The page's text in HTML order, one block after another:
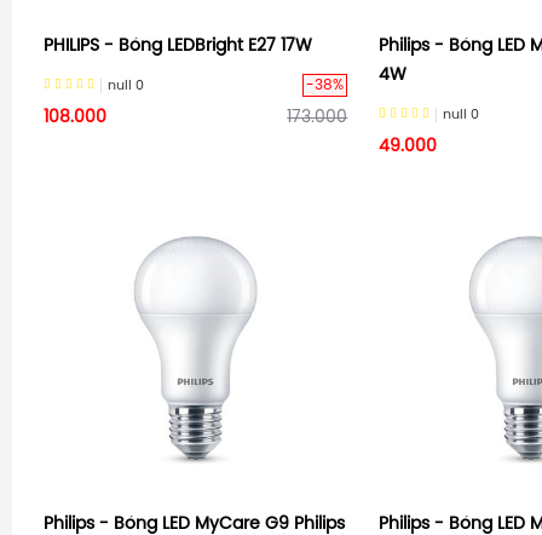
PHILIPS - Bóng LEDBright E27 17W
null 0 -38%
108.000 173.000
Philips - Bóng LED
4W
null 0
49.000
Philips - Bóng LED MyCare G9 Philips
Philips - Bóng LED